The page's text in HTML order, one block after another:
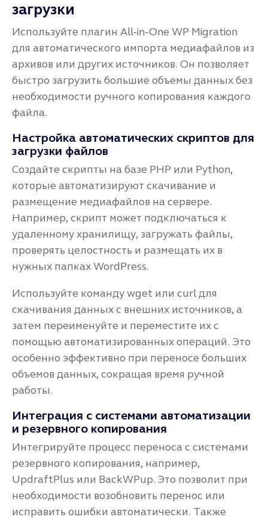
загрузки
Используйте плагин All-in-One WP Migration
для автоматического импорта медиафайлов из
архивов или других источников. Он позволяет
быстро загрузить большие объемы данных без
необходимости ручного копирования каждого
файла.
Настройка автоматических скриптов для
загрузки файлов
Создайте скрипты на базе PHP или Python,
которые автоматизируют скачивание и
размещение медиафайлов на сервере.
Например, скрипт может подключаться к
удаленному хранилищу, загружать файлы,
проверять целостность и размещать их в
нужных папках WordPress.
Используйте команду wget или curl для
скачивания данных с внешних источников, а
затем переименуйте и переместите их с
помощью автоматизированных операций. Это
особенно эффективно при переносе больших
объемов данных, сокращая время ручной
работы.
Интеграция с системами автоматизации
и резервного копирования
Интегрируйте процесс переноса с системами
резервного копирования, например,
UpdraftPlus или BackWPup. Это позволит при
необходимости возобновить перенос или
исправить ошибки автоматически. Также